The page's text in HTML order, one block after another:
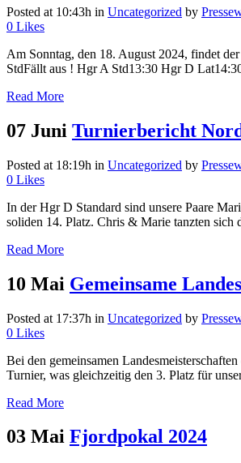
Posted at 10:43h in Uncategorized by
0 Likes
Am Sonntag, den 18. August 2024, findet
StdFällt aus ! Hgr A Std13:30 Hgr D
Read More
07 Juni Turnierbericht
Posted at 18:19h in Uncategorized by
0 Likes
In der Hgr D Standard sind unsere Paare
soliden 14. Platz. Chris & Marie tanzten sich
Read More
10 Mai Gemeinsame
Posted at 17:37h in Uncategorized by
0 Likes
Bei den gemeinsamen
Turnier, was gleichzeitig den 3. Platz für
Read More
03 Mai Fjordpokal 2024